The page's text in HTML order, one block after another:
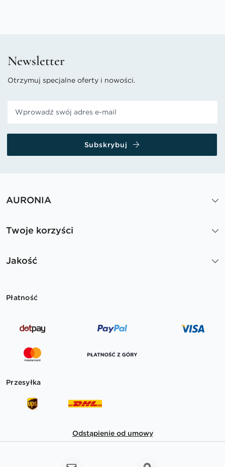
Newsletter
Otrzymuj specjalne oferty i nowości.
Subskrybuj
AURONIA
Twoje korzyści
Jakość
Płatność
Przesyłka
Odstąpienie od umowy